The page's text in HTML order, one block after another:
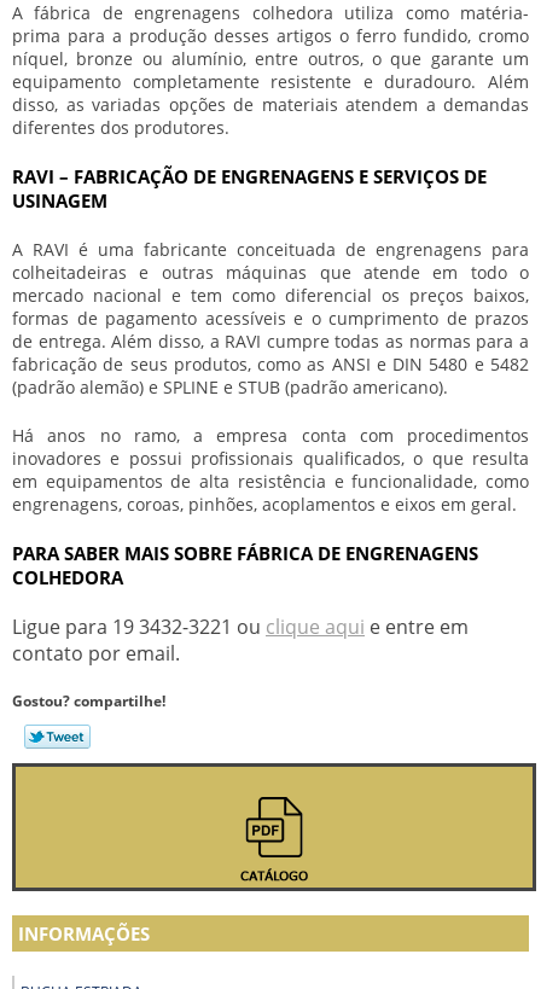
Afábrica de engrenagens colhedora utiliza como matéria-
prima para a produção desses artigos o ferro fundido, cromo
níquel, bronze ou alumínio, entre outros, o que garante um
equipamento completamente resistente e duradouro. Além
disso, as variadas opções de materiais atendem a demandas
diferentes dos produtores.
RAVI – FABRICAÇÃO DE ENGRENAGENS E SERVIÇOS DE
USINAGEM
A RAVI é uma fabricante conceituada de engrenagens para
colheitadeiras e outras máquinas que atende em todo o
mercado nacional e tem como diferencial os preços baixos,
formas de pagamento acessíveis e o cumprimento de prazos
de entrega. Além disso, a RAVI cumpre todas as normas para a
fabricação de seus produtos, como as ANSI e DIN 5480 e 5482
(padrão alemão) e SPLINE e STUB (padrão americano).
Há anos no ramo, a empresa conta com procedimentos
inovadores e possui profissionais qualificados, o que resulta
em equipamentos de alta resistência e funcionalidade, como
engrenagens, coroas, pinhões, acoplamentos e eixos em geral.
PARA SABER MAIS SOBRE FÁBRICA DE ENGRENAGENS
COLHEDORA
Ligue para 19 3432-3221 ou clique aqui e entre em
contato por email.
Gostou? compartilhe!
INFORMAÇÕES